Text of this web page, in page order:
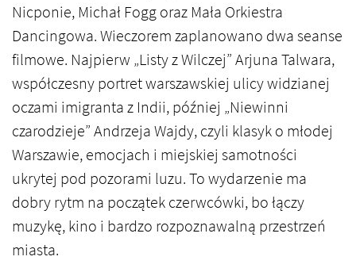
Nicponie, Michał Fogg oraz Mała Orkiestra
Dancingowa. Wieczorem zaplanowano dwa seanse
filmowe. Najpierw „Listy z Wilczej” Arjuna Talwara,
współczesny portret warszawskiej ulicy widzianej
oczami imigranta z Indii, później „Niewinni
czarodzieje” Andrzeja Wajdy, czyli klasyk o młodej
Warszawie, emocjach i miejskiej samotności
ukrytej pod pozorami luzu. To wydarzenie ma
dobry rytm na początek czerwcówki, bo łączy
muzykę, kino i bardzo rozpoznawalną przestrzeń
miasta.